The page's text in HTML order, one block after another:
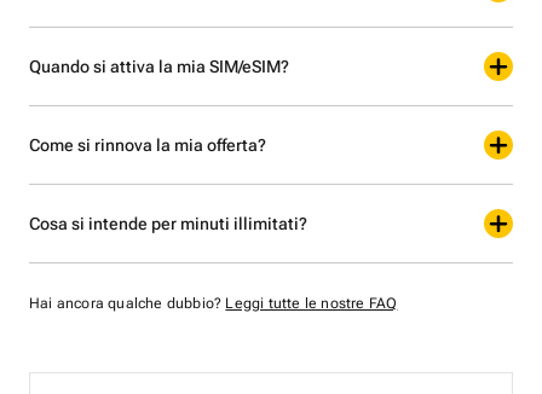
Quando si attiva la mia SIM/eSIM?
Come si rinnova la mia offerta?
Cosa si intende per minuti illimitati?
Hai ancora qualche dubbio? Leggi tutte le nostre FAQ